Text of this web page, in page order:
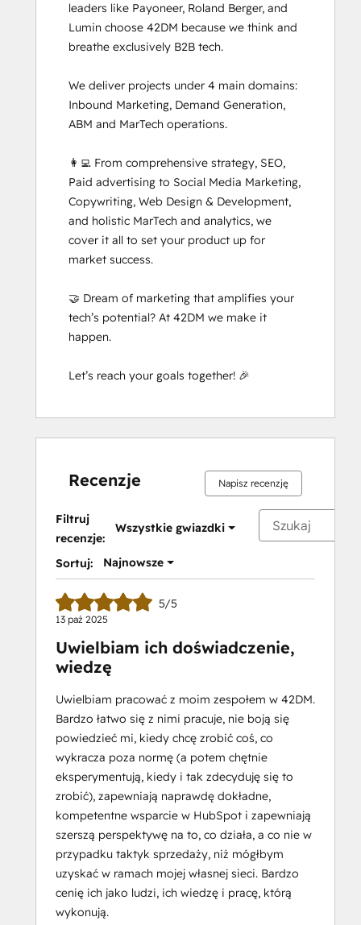
leaders like Payoneer, Roland Berger, and
Lumin choose 42DM because we think and
breathe exclusively B2B tech.
We deliver projects under 4 main domains:
Inbound Marketing, Demand Generation,
ABM and MarTech operations.
👩‍💻 From comprehensive strategy, SEO,
Paid advertising to Social Media Marketing,
Copywriting, Web Design & Development,
and holistic MarTech and analytics, we
cover it all to set your product up for
market success.
🤝 Dream of marketing that amplifies your
tech’s potential? At 42DM we make it
happen.
Let’s reach your goals together! 🎉
Recenzje Napisz recenzję
Filtruj
recenzje:
Wszystkie gwiazdki
Sortuj: Najnowsze
5/5
13 paź 2025
Uwielbiam ich doświadczenie,
wiedzę
Uwielbiam pracować z moim zespołem w 42DM.
Bardzo łatwo się z nimi pracuje, nie boją się
powiedzieć mi, kiedy chcę zrobić coś, co
wykracza poza normę (a potem chętnie
eksperymentują, kiedy i tak zdecyduję się to
zrobić), zapewniają naprawdę dokładne,
kompetentne wsparcie w HubSpot i zapewniają
szerszą perspektywę na to, co działa, a co nie w
przypadku taktyk sprzedaży, niż mógłbym
uzyskać w ramach mojej własnej sieci. Bardzo
cenię ich jako ludzi, ich wiedzę i pracę, którą
wykonują.